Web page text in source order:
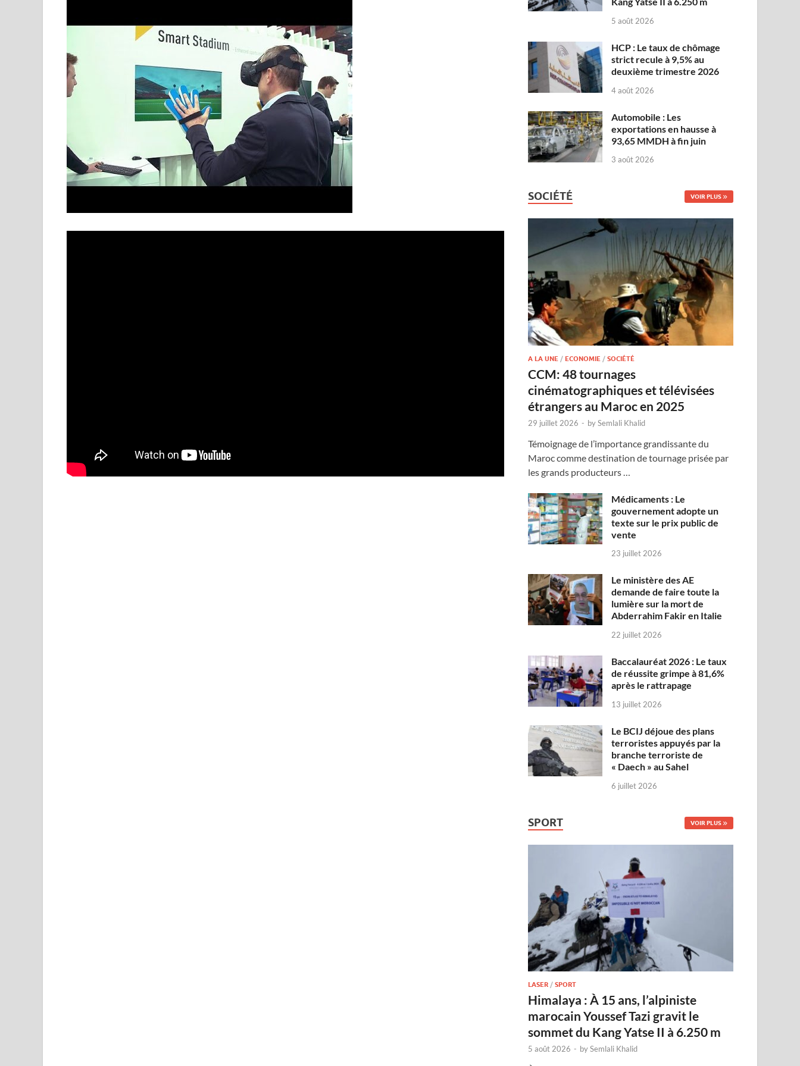
5 août 2026
HCP : Le taux de chômage
strict recule à 9,5% au
deuxième trimestre 2026
4 août 2026
Automobile : Les
exportations en hausse à
93,65 MMDH à fin juin
3 août 2026
SOCIÉTÉ VOIR PLUS
A LA UNE /ECONOMIE /SOCIÉTÉ
CCM: 48 tournages
cinématographiques et télévisées
étrangers au Maroc en 2025
29 juillet 2026 - bySemlali Khalid
Témoignage de l’importance grandissante du
Maroc comme destination de tournage prisée par
les grands producteurs …
Médicaments : Le
gouvernement adopte un
texte sur le prix public de
vente
23 juillet 2026
Le ministère des AE
demande de faire toute la
lumière sur la mort de
Abderrahim Fakir en Italie
22 juillet 2026
Baccalauréat 2026 : Le taux
de réussite grimpe à 81,6%
après le rattrapage
13 juillet 2026
Le BCIJ déjoue des plans
terroristes appuyés par la
branche terroriste de
« Daech » au Sahel
6 juillet 2026
SPORT VOIR PLUS
LASER /SPORT
Himalaya : À 15 ans, l’alpiniste
marocain Youssef Tazi gravit le
sommet du Kang Yatse II à 6.250 m
5 août 2026 - bySemlali Khalid